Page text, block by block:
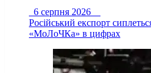
6 серпня 2026
Російський експорт
«МоЛоЧКа» в цифрах